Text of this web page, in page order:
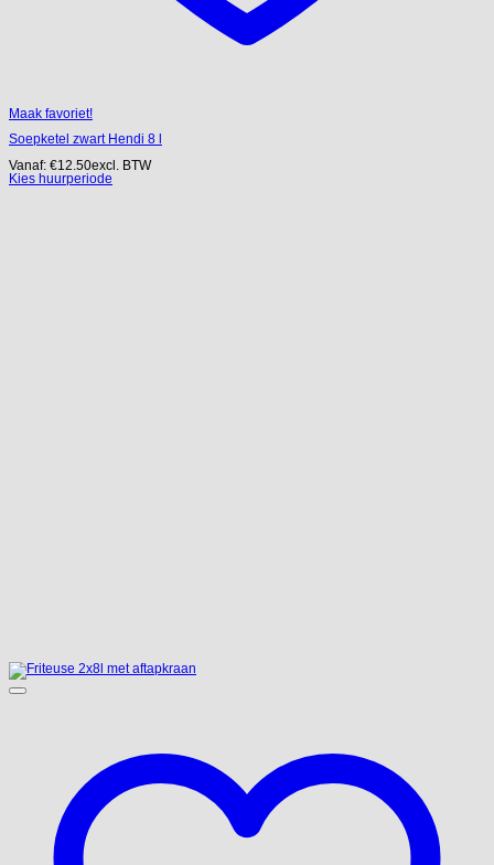
Maak favoriet!
Soepketel zwart Hendi 8 l
Vanaf: €12.50excl. BTW
Kies huurperiode